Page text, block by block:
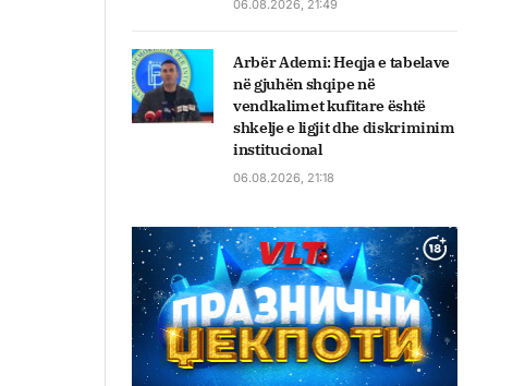
06.08.2026, 21:49
Arbër Ademi: Heqja e tabelave
në gjuhën shqipe në
vendkalimet kufitare është
shkelje e ligjit dhe diskriminim
institucional
06.08.2026, 21:18